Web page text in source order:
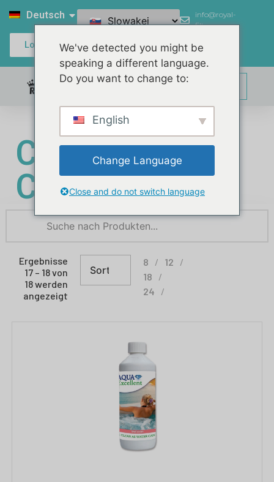
Deutsch
info@royal-
filter.com
Login / Register
Chlorfreie
Chemie
Ergebnisse
17 – 18 von
18 werden
angezeigt
8
12
18
24
We've detected you might be
speaking a different language.
Do you want to change to:
English
Change Language
Close and do not switch language